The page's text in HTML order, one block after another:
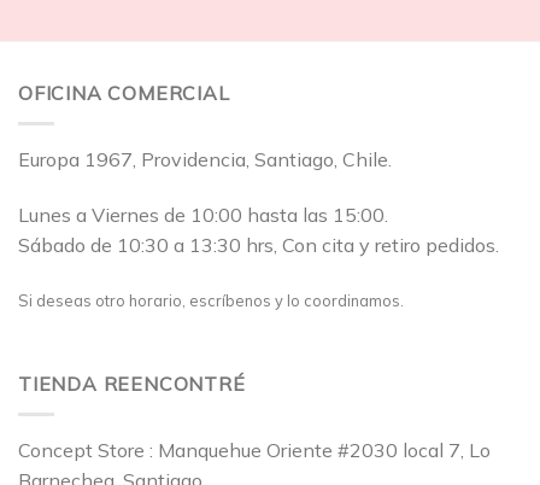
OFICINA COMERCIAL
Europa 1967, Providencia, Santiago, Chile.
Lunes a Viernes de 10:00 hasta las 15:00.
Sábado de 10:30 a 13:30 hrs, Con cita y retiro pedidos.
Si deseas otro horario, escríbenos y lo coordinamos.
TIENDA REENCONTRÉ
Concept Store : Manquehue Oriente #2030 local 7, Lo
Barnechea. Santiago